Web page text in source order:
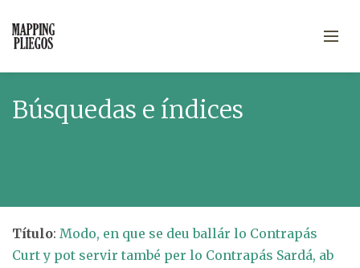
Búsquedas e índices
Título: Modo, en que se deu ballár lo Contrapás
Curt y pot servir també per lo Contrapás Sardá, ab